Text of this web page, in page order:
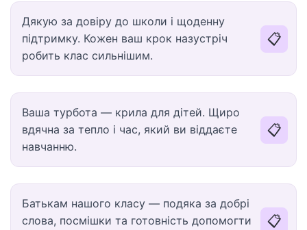
Дякую за довіру до школи і щоденну
підтримку. Кожен ваш крок назустріч
робить клас сильнішим.
📋
Ваша турбота — крила для дітей. Щиро
вдячна за тепло і час, який ви віддаєте
навчанню.
📋
Батькам нашого класу — подяка за добрі
слова, посмішки та готовність допомогти
📋